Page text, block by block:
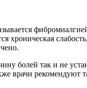
болей так и не
врачи рекомендуют